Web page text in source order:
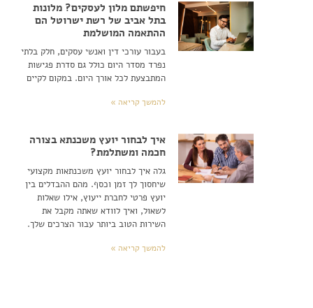
חיפשתם מלון לעסקים? מלונות
בתל אביב של רשת ישרוטל הם
ההתאמה המושלמת
בעבור עורכי דין ואנשי עסקים, חלק בלתי
נפרד מסדר היום כולל גם סדרת פגישות
המתבצעת לכל אורך היום. במקום לקיים
להמשך קריאה »
איך לבחור יועץ משכנתא בצורה
חכמה ומשתלמת?
גלה איך לבחור יועץ משכנתאות מקצועי
שיחסוך לך זמן וכסף. מהם ההבדלים בין
יועץ פרטי לחברת ייעוץ, אילו שאלות
לשאול, ואיך לוודא שאתה מקבל את
השירות הטוב ביותר עבור הצרכים שלך.
להמשך קריאה »